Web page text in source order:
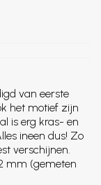
van eerste
het motief zijn
is erg kras- en
ineen dus! Zo
verschijnen.
mm (gemeten